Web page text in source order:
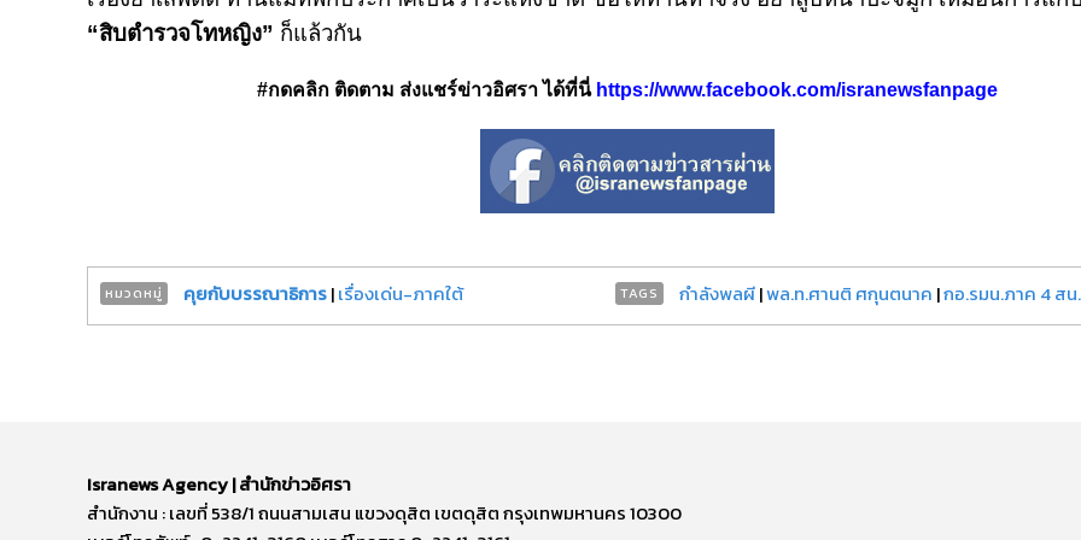
“สิบตำรวจโทหญิง” ก็แล้วกัน
#กดคลิก ติดตาม ส่งแชร์ข่าวอิศรา ได้ที่นี่ https://www.facebook.com/isranewsfanpage
หมวดหมู่ คุยกับบรรณาธิการ|เรื่องเด่น-ภาคใต้ TAGS กำลังพลผี|พล.ท.ศานติ ศกุนตนาค |กอ.รมน.ภาค 4 สน.
Isranews Agency | สำนักข่าวอิศรา
สำนักงาน : เลขที่ 538/1 ถนนสามเสน แขวงดุสิต เขตดุสิต กรุงเทพมหานคร 10300